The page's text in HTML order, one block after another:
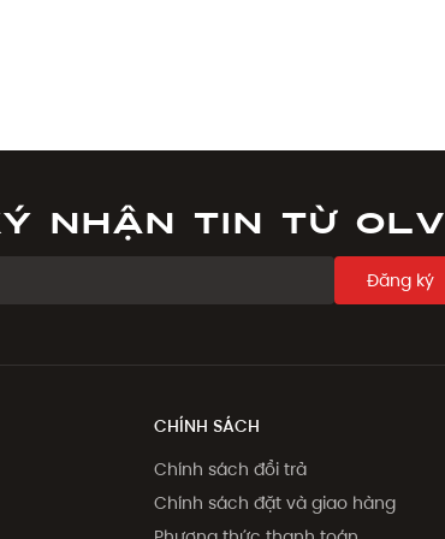
nhận tin từ OLV
Đăng ký
CHÍNH SÁCH
Chính sách đổi trả
Chính sách đặt và giao hàng